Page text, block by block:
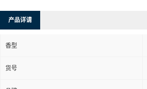
产品详请
香型
货号